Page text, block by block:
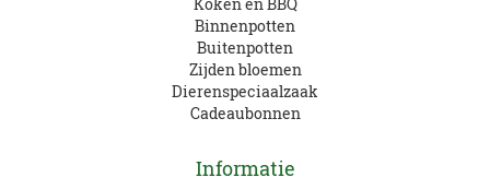
Binnenpotten
Buitenpotten
Zijden bloemen
Dierenspeciaalzaak
Cadeaubonnen
Informatie